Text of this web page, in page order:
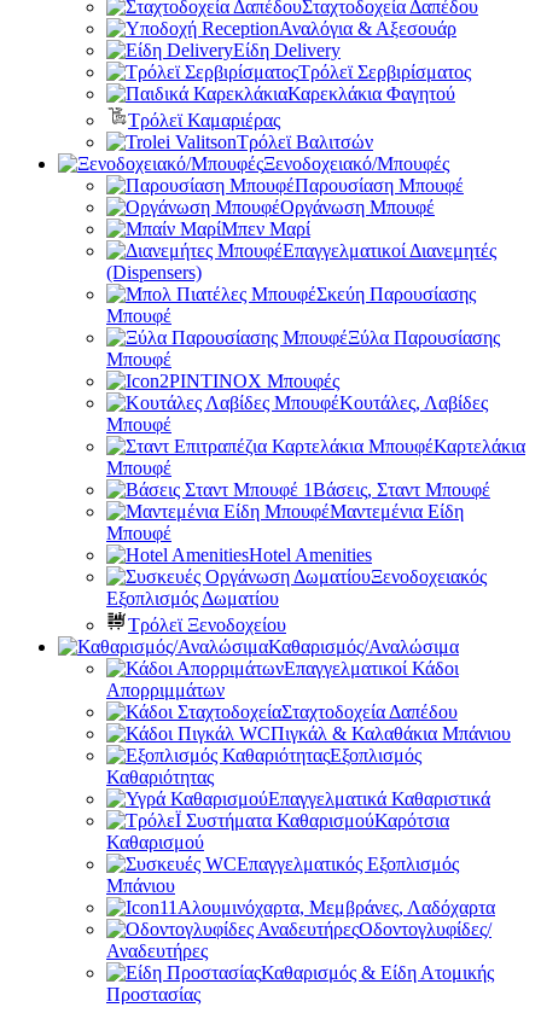
Σταχτοδοχεία Δαπέδου
Αναλόγια & Αξεσουάρ
Είδη Delivery
Τρόλεϊ Σερβιρίσματος
Καρεκλάκια Φαγητού
Τρόλεϊ Καμαριέρας
Τρόλεϊ Βαλιτσών
Ξενοδοχειακό/Μπουφές
Παρουσίαση Μπουφέ
Οργάνωση Μπουφέ
Μπεν Μαρί
Επαγγελματικοί Διανεμητές
(Dispensers)
Σκεύη Παρουσίασης
Μπουφέ
Ξύλα Παρουσίασης
Μπουφέ
PINTINOX Μπουφές
Κουτάλες, Λαβίδες
Μπουφέ
Καρτελάκια
Μπουφέ
Βάσεις, Σταντ Μπουφέ
Μαντεμένια Είδη
Μπουφέ
Hotel Amenities
Ξενοδοχειακός
Εξοπλισμός Δωματίου
Τρόλεϊ Ξενοδοχείου
Καθαρισμός/Αναλώσιμα
Επαγγελματικοί Κάδοι
Απορριμμάτων
Σταχτοδοχεία Δαπέδου
Πιγκάλ & Καλαθάκια Μπάνιου
Εξοπλισμός
Καθαριότητας
Επαγγελματικά Καθαριστικά
Καρότσια
Καθαρισμού
Επαγγελματικός Εξοπλισμός
Μπάνιου
Αλουμινόχαρτα, Μεμβράνες, Λαδόχαρτα
Οδοντογλυφίδες/
Αναδευτήρες
Καθαρισμός & Είδη Ατομικής
Προστασίας